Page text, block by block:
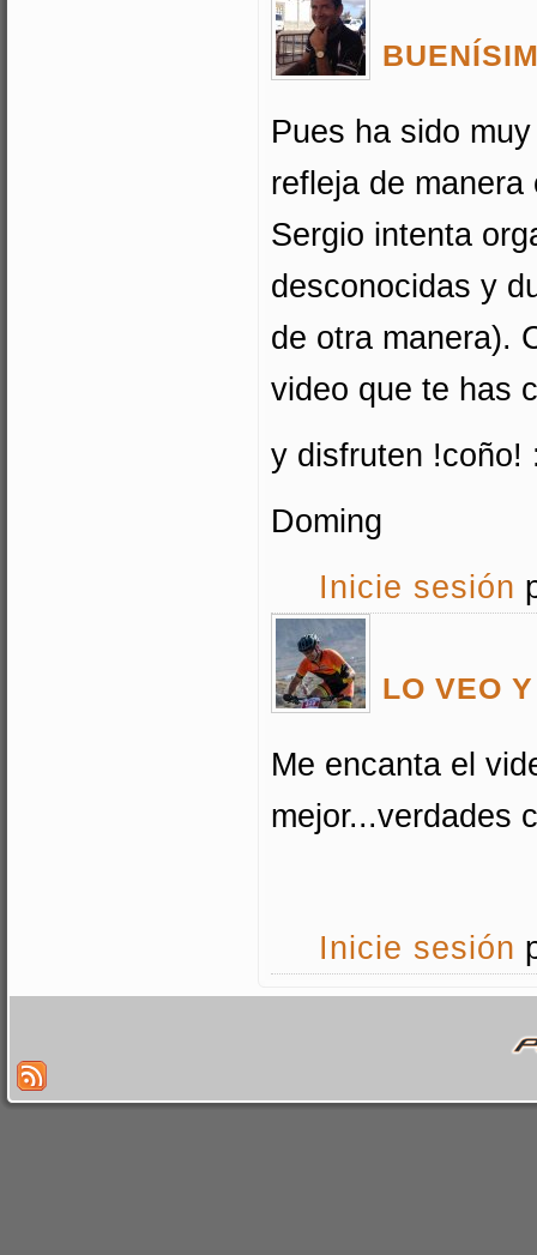
Pues ha sido
refleja de
Sergio intenta
desconocidas y
de otra manera).
video que te has
y disfruten !coño!
Doming
Inicie sesión
LO VEO
Me encanta el
mejor...verdades
Inicie sesión